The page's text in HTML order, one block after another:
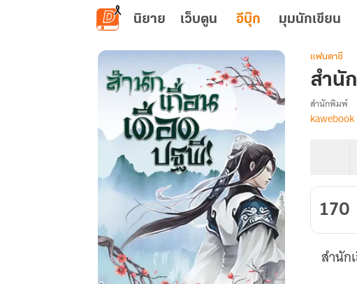
ข้ามไปยังเนื้อหาหลัก
นิยาย เว็บตูน อีบุ๊ก มุมนักเขียน
แฟนตาซี
สำนั
เรื่อง[นิยาย
ปฐพี!
สำนักพิมพ์
kawebook
170
สำนัก